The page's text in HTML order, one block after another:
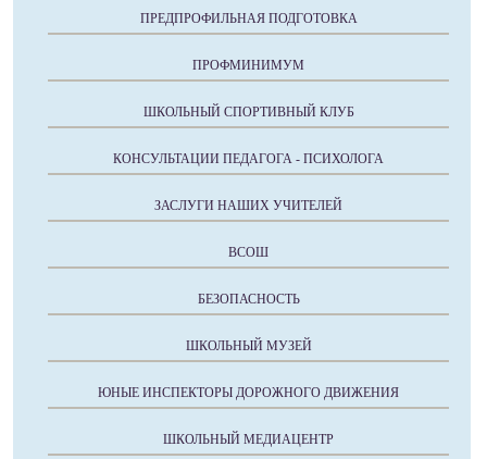
ПРЕДПРОФИЛЬНАЯ ПОДГОТОВКА
ПРОФМИНИМУМ
ШКОЛЬНЫЙ СПОРТИВНЫЙ КЛУБ
КОНСУЛЬТАЦИИ ПЕДАГОГА - ПСИХОЛОГА
ЗАСЛУГИ НАШИХ УЧИТЕЛЕЙ
ВСОШ
БЕЗОПАСНОСТЬ
ШКОЛЬНЫЙ МУЗЕЙ
ЮНЫЕ ИНСПЕКТОРЫ ДОРОЖНОГО ДВИЖЕНИЯ
ШКОЛЬНЫЙ МЕДИАЦЕНТР